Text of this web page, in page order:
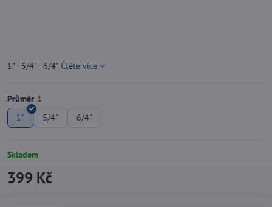
1" - 5/4" - 6/4" Čtěte více
Průměr
1"
5/4" 6/4"
Skladem
399 Kč